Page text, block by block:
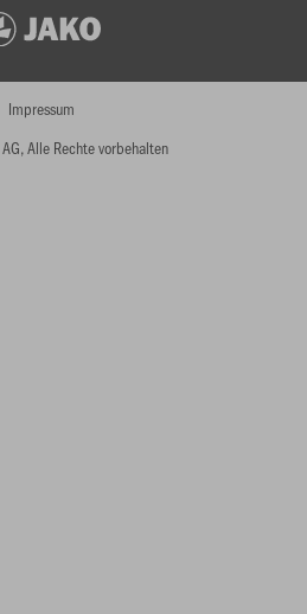
Alle Rechte vorbehalten
Impressum